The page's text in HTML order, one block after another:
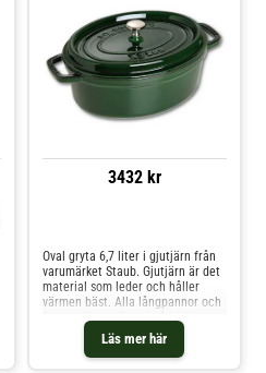
3432 kr
Läs mer här
Oval gryta 6,7 liter i gjutjärn från
varumärket Staub. Gjutjärn är det
material som leder och håller
värmen bäst. Alla långpannor och
former är emaljerad på insidan
och utsidan. Locken är helt täta
och försluter ångan väl.
Mässingknoppen på locken tål upp